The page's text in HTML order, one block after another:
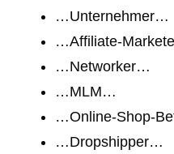
…Unternehmer…
…Affiliate-
…Networker…
…MLM…
…Online-Shop-
…Dropshipper…